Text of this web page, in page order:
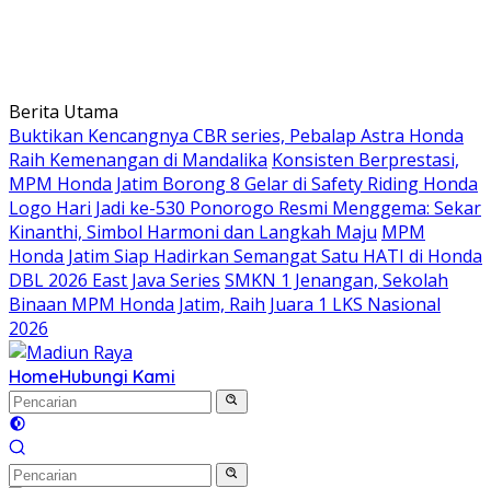
Langsung
ke
konten
Berita Utama
Buktikan Kencangnya CBR series, Pebalap Astra Honda
Raih Kemenangan di Mandalika Konsisten Berprestasi,
MPM Honda Jatim Borong 8 Gelar di Safety Riding Honda
Logo Hari Jadi ke-530 Ponorogo Resmi Menggema: Sekar
Kinanthi, Simbol Harmoni dan Langkah Maju MPM
Honda Jatim Siap Hadirkan Semangat Satu HATI di Honda
DBL 2026 East Java Series SMKN 1 Jenangan, Sekolah
Binaan MPM Honda Jatim, Raih Juara 1 LKS Nasional
2026
HomeHubungi Kami